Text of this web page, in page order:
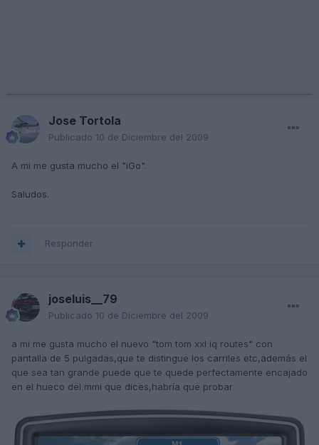
Jose Tortola
Publicado 10 de Diciembre del 2009
A mi me gusta mucho el "iGo".
Saludos.
Responder
joseluis__79
Publicado 10 de Diciembre del 2009
a mi me gusta mucho el nuevo "tom tom xxl iq routes" con
pantalla de 5 pulgadas,que te distingue los carriles etc,además el
que sea tan grande puede que te quede perfectamente encajado
en el hueco del mmi que dices,habría que probar